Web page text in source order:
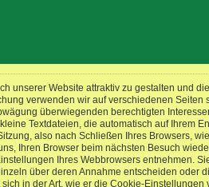
unserer Website attraktiv zu gestalten und
verwenden wir auf verschiedenen
überwiegenden berechtigten
Textdateien, die automatisch auf Ihrem
also nach Schließen Ihres Browsers,
Ihren Browser beim nächsten Besuch
Ihres Webbrowsers entnehmen.
über deren Annahme entscheiden oder
in der Art, wie er die Cookie-